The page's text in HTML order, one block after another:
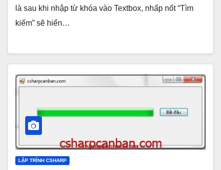
là sau khi nhập từ khóa vào Textbox, nhấp nốt “Tìm
kiếm” sẽ hiển…
LẬP TRÌNH CSHARP